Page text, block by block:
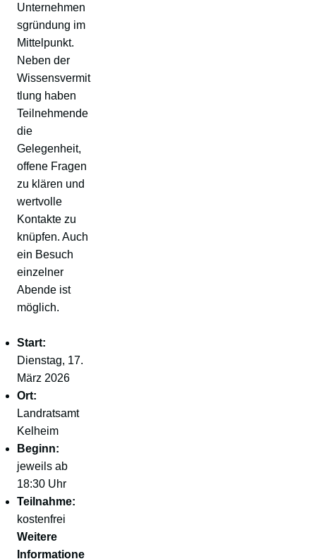
Unternehmen
sgründung im
Mittelpunkt.
Neben der
Wissensvermit
tlung haben
Teilnehmende
die
Gelegenheit,
offene Fragen
zu klären und
wertvolle
Kontakte zu
knüpfen. Auch
ein Besuch
einzelner
Abende ist
möglich.
Start:
Dienstag, 17.
März 2026
Ort:
Landratsamt
Kelheim
Beginn:
jeweils ab
18:30 Uhr
Teilnahme:
kostenfrei
Weitere
Informatione